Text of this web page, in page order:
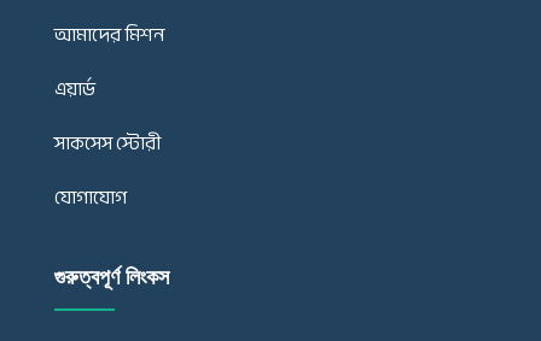
আমাদের মিশন
এয়ার্ড
সাকসেস স্টোরী
যোগাযোগ
গুরুত্বপূর্ণ লিংকস